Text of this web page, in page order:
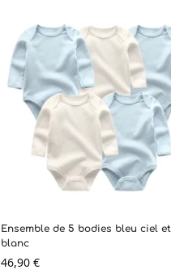
Ensemble de 5 bodies bleu ciel et
blanc
46,90 €